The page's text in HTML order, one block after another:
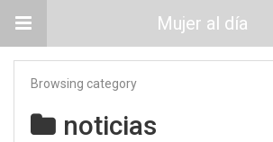
Mujer al día
Browsing category
noticias